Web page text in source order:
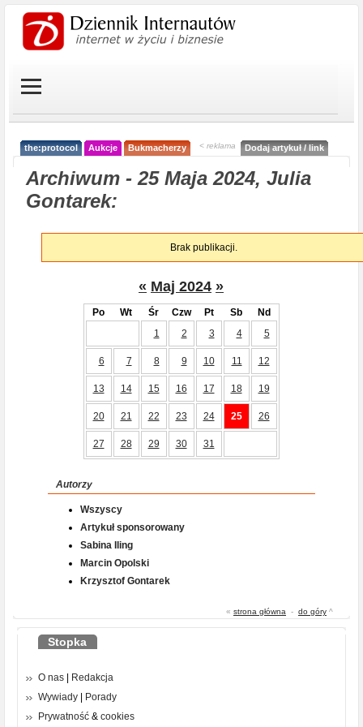
the:protocol Aukcje Bukmacherzy < reklama Dodaj artykuł / link
Archiwum - 25 Maja 2024, Julia
Gontarek:
Brak publikacji.
« Maj 2024 »
Po Wt Śr Czw Pt Sb
Nd
1
2 3 4 5
6 7 8 9 10 11 12
13 14 15 16 17 18 19
20 21 22 23 24 25 26
27 28 29 30 31
Autorzy
Wszyscy
Artykuł sponsorowany
Sabina Iling
Marcin Opolski
Krzysztof Gontarek
« strona główna - do góry ^
Stopka
O nas
Redakcja
Wywiady
Porady
Prywatność & cookies